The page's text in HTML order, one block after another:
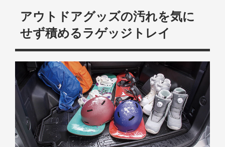
アウトドアグッズの汚れを気に
せず積めるラゲッジトレイ